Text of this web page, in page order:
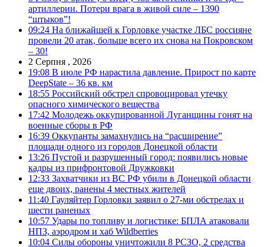
артиллерии. Потери врага в живой силе – 1390
“штыков”!
09:24 На ближайшей к Горловке участке ЛБС россияне
провели 20 атак, больше всего их снова на Покровском
– 30!
2 Серпня , 2026
19:08 В июле РФ нарастила давление. Прирост по карте
DeepState – 36 кв. км
18:55 Российский обстрел спровоцировал утечку
опасного химического вещества
17:42 Молодежь оккупированной Луганщины гонят на
военные сборы в РФ
16:39 Оккупанты замахнулись на “расширение”
площади одного из городов Донецкой области
13:26 Пустой и разрушенный город: появились новые
кадры из прифронтовой Дружковки
12:33 Захватчики из ВС РФ убили в Донецкой области
еще двоих, ранены 4 местных жителей
11:40 Гауляйтер Горловки заявил о 27-ми обстрелах и
шести раненых
10:57 Удары по топливу и логистике: БПЛА атаковали
НПЗ, аэродром и хаб Wildberries
10:04 Силы обороны уничтожили 8 РСЗО, 2 средства